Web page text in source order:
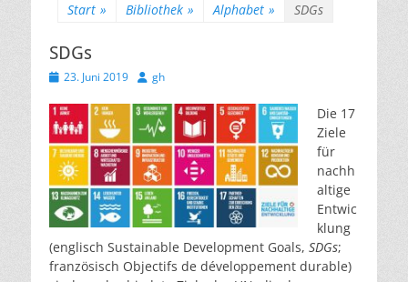
Start » Bibliothek » Alphabet » SDGs
SDGs
Veröffentlicht
23. Juni 2019 Autor
gh
Die 17
Ziele
für
nachh
altige
Entwic
klung
(englisch Sustainable Development Goals, SDGs;
französisch Objectifs de développement durable)